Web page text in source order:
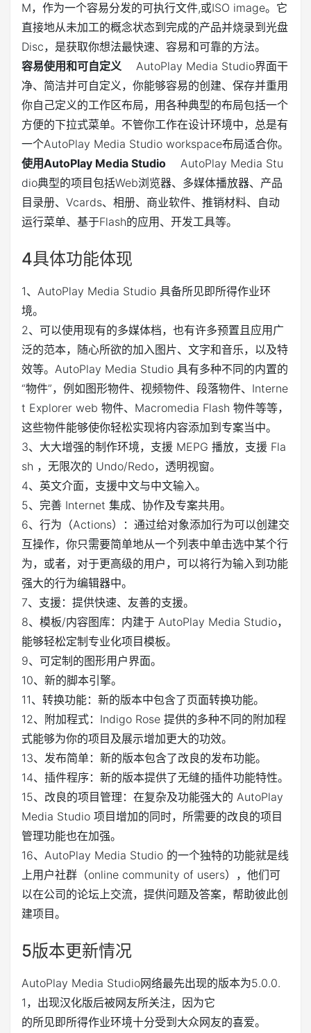
M，作为一个容易分发的可执行文件,或ISO image。它
直接地从未加工的概念状态到完成的产品并烧录到光盘
Disc，是获取你想法最快速、容易和可靠的方法。
容易使用和可自定义
AutoPlay Media Studio界面干
净、简洁并可自定义，你能够容易的创建、保存并重用
你自己定义的工作区布局，用各种典型的布局包括一个
方便的下拉式菜单。不管你工作在设计环境中，总是有
一个AutoPlay Media Studio workspace布局适合你。
使用AutoPlay Media Studio
AutoPlay Media Stu
dio典型的项目包括Web浏览器、多媒体播放器、产品
目录册、Vcards、相册、商业软件、推销材料、自动
运行菜单、基于Flash的应用、开发工具等。
4具体功能体现
1、AutoPlay Media Studio 具备所见即所得作业环
境。
2、可以使用现有的多媒体档，也有许多预置且应用广
泛的范本，随心所欲的加入图片、文字和音乐，以及特
效等。AutoPlay Media Studio 具有多种不同的内置的
“物件”，例如图形物件、视频物件、段落物件、Interne
t Explorer web 物件、Macromedia Flash 物件等等，
这些物件能够使你轻松实现将内容添加到专案当中。
3、大大增强的制作环境，支援 MEPG 播放，支援 Fla
sh ，无限次的 Undo/Redo，透明视窗。
4、英文介面，支援中文与中文输入。
5、完善 Internet 集成、协作及专案共用。
6、行为（Actions）：通过给对象添加行为可以创建交
互操作，你只需要简单地从一个列表中单击选中某个行
为，或者，对于更高级的用户，可以将行为输入到功能
强大的行为编辑器中。
7、支援：提供快速、友善的支援。
8、模板/内容图库：内建于 AutoPlay Media Studio，
能够轻松定制专业化项目模板。
9、可定制的图形用户界面。
10、新的脚本引擎。
11、转换功能：新的版本中包含了页面转换功能。
12、附加程式：Indigo Rose 提供的多种不同的附加程
式能够为你的项目及展示增加更大的功效。
13、发布简单：新的版本包含了改良的发布功能。
14、插件程序：新的版本提供了无缝的插件功能特性。
15、改良的项目管理：在复杂及功能强大的 AutoPlay
Media Studio 项目增加的同时，所需要的改良的项目
管理功能也在加强。
16、AutoPlay Media Studio 的一个独特的功能就是线
上用户社群（online community of users），他们可
以在公司的论坛上交流，提供问题及答案，帮助彼此创
建项目。
5版本更新情况
AutoPlay Media Studio网络最先出现的版本为5.0.0.
1，出现汉化版后被网友所关注，因为它
的所见即所得作业环境十分受到大众网友的喜爱。